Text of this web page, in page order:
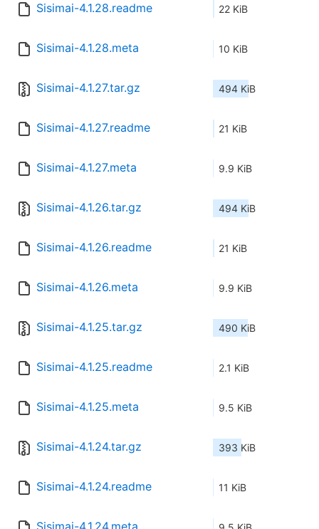
Sisimai-4.1.28.readme 22 KiB
Sisimai-4.1.28.meta 10 KiB
Sisimai-4.1.27.tar.gz 494 KiB
Sisimai-4.1.27.readme 21 KiB
Sisimai-4.1.27.meta 9.9 KiB
Sisimai-4.1.26.tar.gz 494 KiB
Sisimai-4.1.26.readme 21 KiB
Sisimai-4.1.26.meta 9.9 KiB
Sisimai-4.1.25.tar.gz 490 KiB
Sisimai-4.1.25.readme 2.1 KiB
Sisimai-4.1.25.meta 9.5 KiB
Sisimai-4.1.24.tar.gz 393 KiB
Sisimai-4.1.24.readme 11 KiB